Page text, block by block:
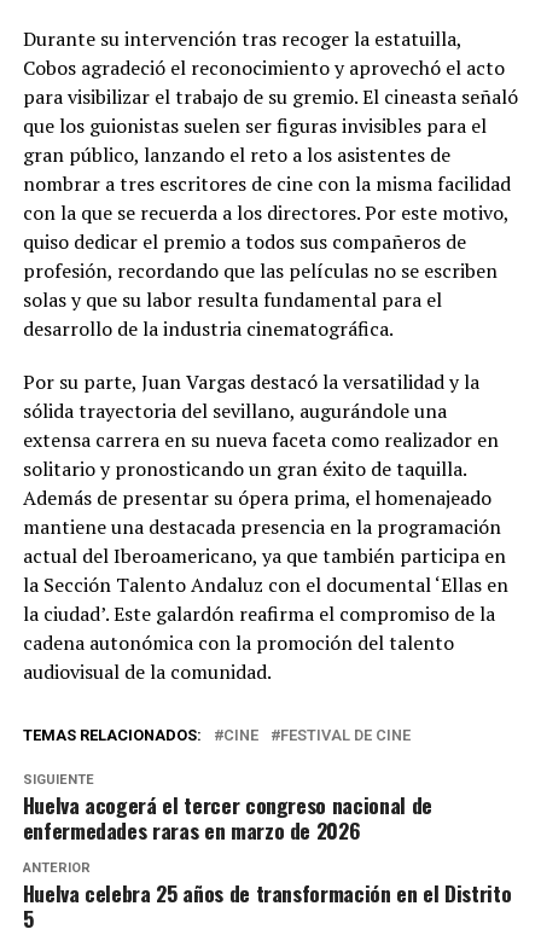
Durante su intervención tras recoger la estatuilla,
Cobos agradeció el reconocimiento y aprovechó el acto
para visibilizar el trabajo de su gremio. El cineasta señaló
que los guionistas suelen ser figuras invisibles para el
gran público, lanzando el reto a los asistentes de
nombrar a tres escritores de cine con la misma facilidad
con la que se recuerda a los directores. Por este motivo,
quiso dedicar el premio a todos sus compañeros de
profesión, recordando que las películas no se escriben
solas y que su labor resulta fundamental para el
desarrollo de la industria cinematográfica.
Por su parte, Juan Vargas destacó la versatilidad y la
sólida trayectoria del sevillano, augurándole una
extensa carrera en su nueva faceta como realizador en
solitario y pronosticando un gran éxito de taquilla.
Además de presentar su ópera prima, el homenajeado
mantiene una destacada presencia en la programación
actual del Iberoamericano, ya que también participa en
la Sección Talento Andaluz con el documental ‘Ellas en
la ciudad’. Este galardón reafirma el compromiso de la
cadena autonómica con la promoción del talento
audiovisual de la comunidad.
TEMAS RELACIONADOS: CINE FESTIVAL DE CINE
SIGUIENTE
Huelva acogerá el tercer congreso nacional de
enfermedades raras en marzo de 2026
ANTERIOR
Huelva celebra 25 años de transformación en el Distrito
5